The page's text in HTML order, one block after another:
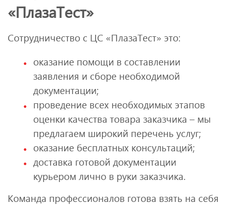
«ПлазаТест»
Сотрудничество с ЦС «ПлазаТест» это:
оказание помощи в составлении
заявления и сборе необходимой
документации;
проведение всех необходимых этапов
оценки качества товара заказчика – мы
предлагаем широкий перечень услуг;
оказание бесплатных консультаций;
доставка готовой документации
курьером лично в руки заказчика.
Команда профессионалов готова взять на себя